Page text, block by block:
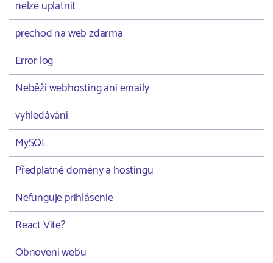
nelze uplatnit
prechod na web zdarma
Error log
Neběží webhosting ani emaily
vyhledávání
MySQL
Předplatné domény a hostingu
Nefunguje prihlásenie
React Vite?
Obnovení webu